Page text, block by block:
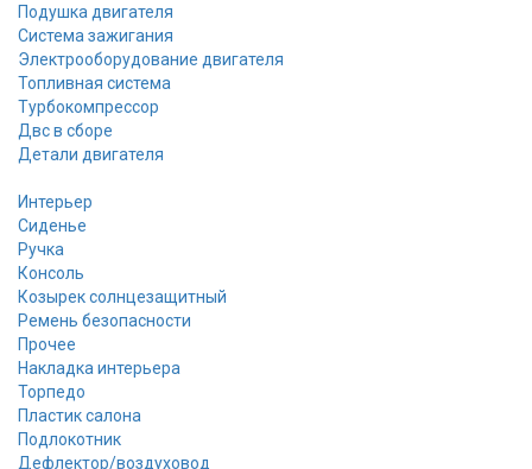
Подушка двигателя
Система зажигания
Электрооборудование двигателя
Топливная система
Турбокомпрессор
Двс в сборе
Детали двигателя
Интерьер
Сиденье
Ручка
Консоль
Козырек солнцезащитный
Ремень безопасности
Прочее
Накладка интерьера
Торпедо
Пластик салона
Подлокотник
Дефлектор/воздуховод